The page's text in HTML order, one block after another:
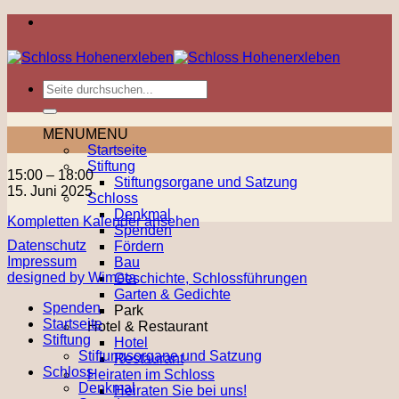
Zum
springen
MENUMENU
Startseite
Stiftung
Stiftungsorgane und Satzung
Schloss
Denkmal
Spenden
Fördern
Bau
Geschichte, Schlossführungen
Garten & Gedichte
Park
Hotel & Restaurant
Hotel
Restaurant
Heiraten im Schloss
Heiraten Sie bei uns!
Tanz
im
Hohenerxleben
15:00 – 18:00
15. Juni 2025
Kompletten Kalender ansehen
Datenschutz
Impressum
designed by Wimeta
Spenden
Startseite
Stiftung
Stiftungsorgane und Satzung
Schloss
Denkmal